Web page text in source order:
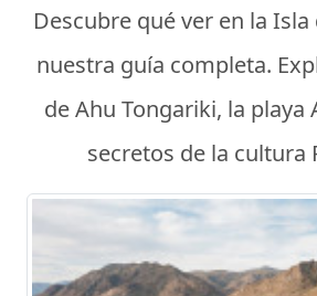
Descubre qué ver en la Isla
nuestra guía completa.
de Ahu Tongariki, la playa
secretos de la cultura